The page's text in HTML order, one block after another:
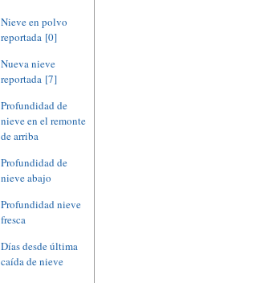
Nieve en polvo
reportada [0]
Nueva nieve
reportada [7]
Profundidad de
nieve en el remonte
de arriba
Profundidad de
nieve abajo
Profundidad nieve
fresca
Días desde última
caída de nieve